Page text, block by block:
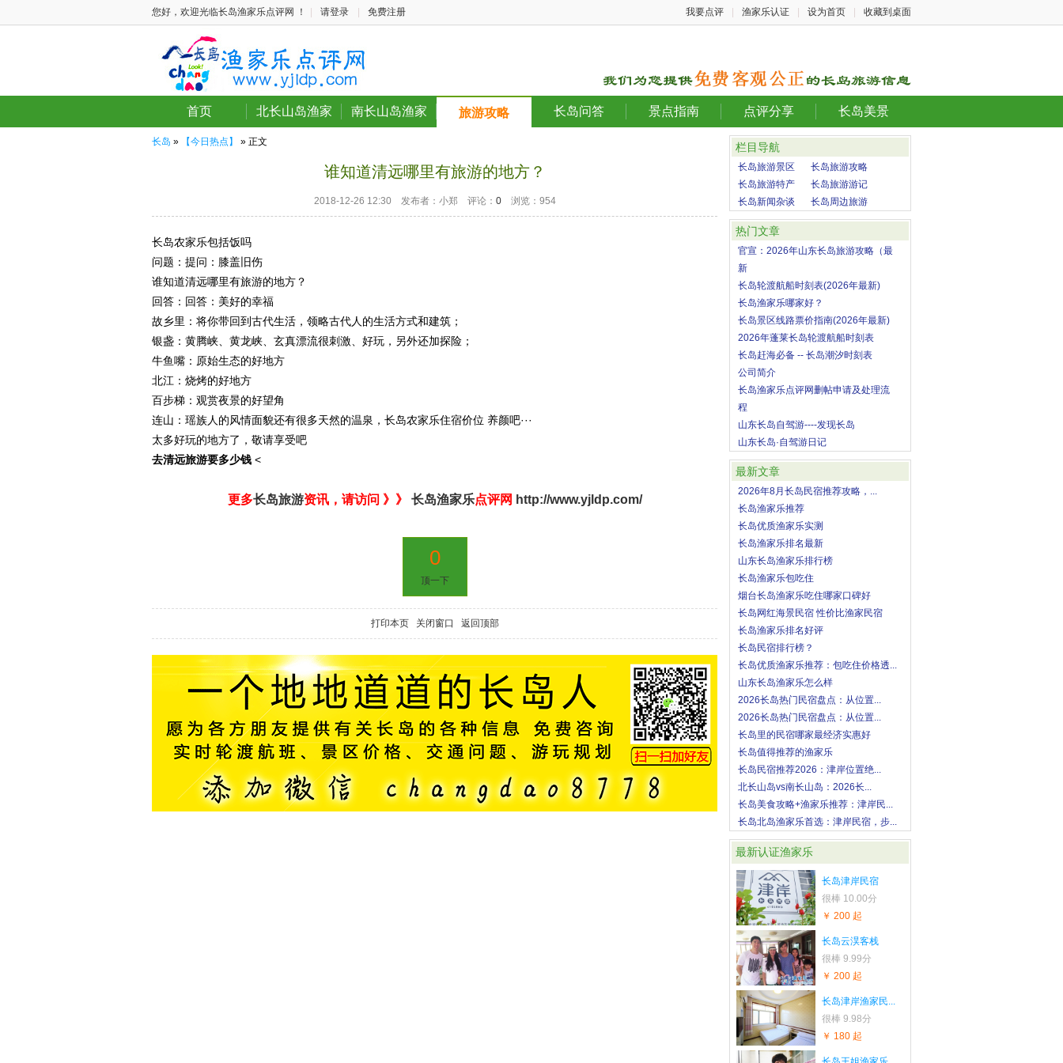
您好，欢迎光临长岛渔家乐点评网 ！ 请登录 免费注册 我要点评 渔家乐认证 设为首页 收藏到桌面
首页 北长山岛渔家 南长山岛渔家 旅游攻略 长岛问答 景点指南 点评分享 长岛美景
长岛 » 【今日热点】 » 正文
谁知道清远哪里有旅游的地方？
2018-12-26 12:30 发布者：小郑 评论： 0浏览：954
长岛农家乐包括饭吗
问题： 提问：膝盖旧伤
谁知道清远哪里有旅游的地方？
回答： 回答：美好的幸福
故乡里：将你带回到古代生活，领略古代人的生活方式和建筑；
银盏：黄腾峡、黄龙峡、玄真漂流很刺激、好玩，另外还加探险；
牛鱼嘴：原始生态的好地方
北江：烧烤的好地方
百步梯：观赏夜景的好望角
连山：瑶族人的风情面貌还有很多天然的温泉，长岛农家乐住宿价位 养颜吧···
太多好玩的地方了，敬请享受吧
去清远旅游要多少钱 <
更多长岛旅游资讯，请访问 》》 长岛渔家乐点评网 http://www.yjldp.com/
0
顶一下
打印本页 关闭窗口 返回顶部
栏目导航
长岛旅游景区
长岛旅游攻略
长岛旅游特产
长岛旅游游记
长岛新闻杂谈
长岛周边旅游
热门文章
官宣：2026年山东长岛旅游攻略（最
新
长岛轮渡航船时刻表(2026年最新)
长岛渔家乐哪家好？
长岛景区线路票价指南(2026年最新)
2026年蓬莱长岛轮渡航船时刻表
长岛赶海必备 -- 长岛潮汐时刻表
公司简介
长岛渔家乐点评网删帖申请及处理流
程
山东长岛自驾游----发现长岛
山东长岛·自驾游日记
最新文章
2026年8月长岛民宿推荐攻略，...
长岛渔家乐推荐
长岛优质渔家乐实测
长岛渔家乐排名最新
山东长岛渔家乐排行榜
长岛渔家乐包吃住
烟台长岛渔家乐吃住哪家口碑好
长岛网红海景民宿 性价比渔家民宿
长岛渔家乐排名好评
长岛民宿排行榜？
长岛优质渔家乐推荐：包吃住价格透...
山东长岛渔家乐怎么样
2026长岛热门民宿盘点：从位置...
2026长岛热门民宿盘点：从位置...
长岛里的民宿哪家最经济实惠好
长岛值得推荐的渔家乐
长岛民宿推荐2026：津岸位置绝...
北长山岛vs南长山岛：2026长...
长岛美食攻略+渔家乐推荐：津岸民...
长岛北岛渔家乐首选：津岸民宿，步...
最新认证渔家乐
长岛津岸民宿
很棒 10.00分
￥ 200 起
长岛云淏客栈
很棒 9.99分
￥ 200 起
长岛津岸渔家民...
很棒 9.98分
￥ 180 起